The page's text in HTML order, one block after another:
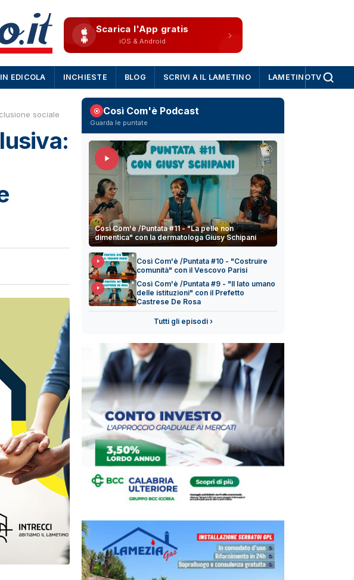
Scarica l'App gratis
iOS & Android
IN EDICOLA INCHIESTE BLOG SCRIVI A IL LAMETINO LAMETINOTV
sociale
Così Com'è Podcast
Guarda le puntate
Così Com'è /Puntata #11 - "La pelle non
dimentica" con la dermatologa Giusy Schipani
Così Com'è /Puntata #10 - "Costruire
comunità" con il Vescovo Parisi
Così Com'è /Puntata #9 - "Il lato umano
delle istituzioni" con il Prefetto
Castrese De Rosa
Tutti gli episodi ›